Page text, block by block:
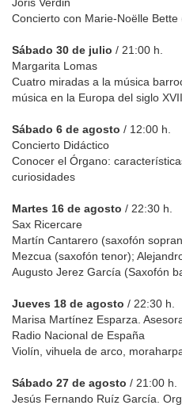
Concierto con Marie-Noëlle Bette
Sábado 30 de julio / 21:00 h.
Margarita Lomas
Cuatro miradas a la música
música en la Europa del siglo XVII
Sábado 6 de agosto / 12:00 h.
Concierto Didáctico
Conocer el Órgano:
curiosidades
Martes 16 de agosto / 22:30 h.
Sax Ricercare
Martín Cantarero (saxofón
Mezcua (saxofón tenor);
Augusto Jerez García (Saxofón
Jueves 18 de agosto / 22:30 h.
Marisa Martínez Esparza.
Radio Nacional de España
Violín, vihuela de arco,
Sábado 27 de agosto / 21:00 h.
Jesús Fernando Ruíz García.